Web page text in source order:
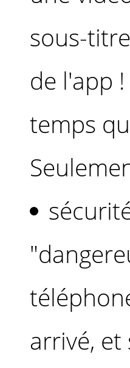
sous-
de l'app
temps
arrivé,